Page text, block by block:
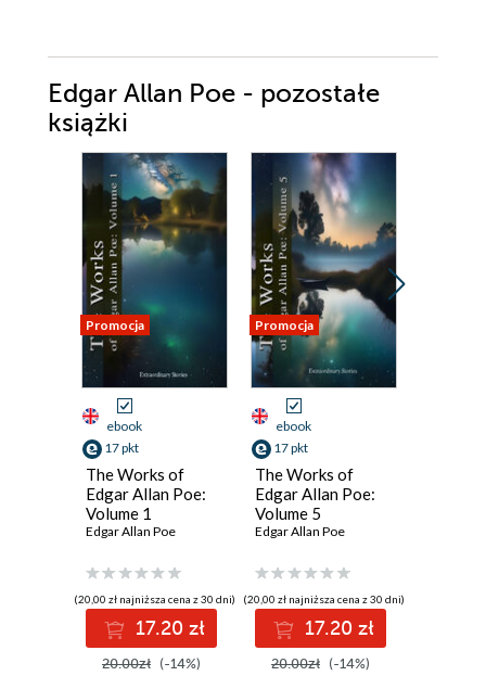
Edgar Allan Poe - pozostałe
książki
Promocja
ebook
17 pkt
The Works of
Edgar Allan Poe:
Volume 1
Edgar Allan Poe
(20,00 zł najniższa cena z 30 dni)
17.20 zł
20.00zł (-14%)
Promocja
ebook
17 pkt
The Works of
Edgar Allan Poe:
Volume 5
Edgar Allan Poe
(20,00 zł najniższa cena z 30 dni)
17.20 zł
20.00zł (-14%)